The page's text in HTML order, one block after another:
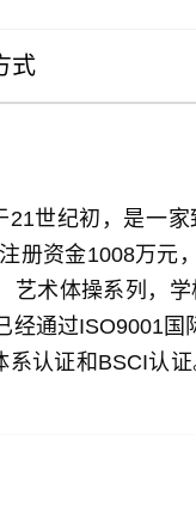
式
世纪初，是一
册资金1008万元
术体操系列，学
经通过ISO9001
认证和BSCI认